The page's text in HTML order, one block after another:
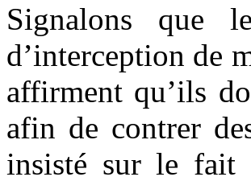
Signalons que
d’interception de
affirment qu’ils
afin de contrer
insisté sur le fait